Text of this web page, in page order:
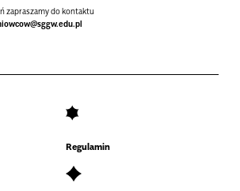
zapraszamy do kontaktu
Regulamin